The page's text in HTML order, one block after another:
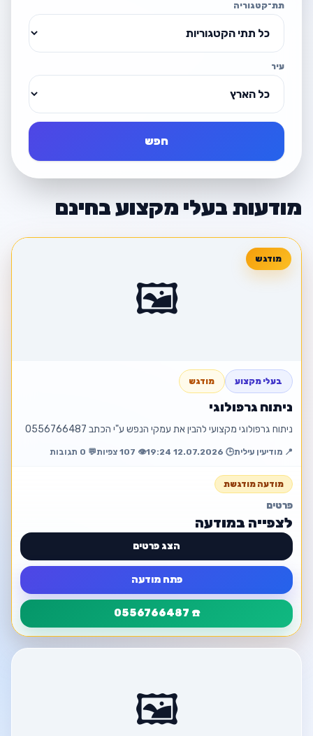
תת־קטגוריה
עיר
חפש
מודעות בעלי מקצוע בחינם
🖼️
בעלי מקצוע מודגש
ניתוח גרפולוגי
ניתוח גרפולוגי מקצועי להבין את עמקי הנפש ע"י הכתב 0556766487
📍 מודיעין עילית🕒 12.07.2026 19:24 👁️ 107 צפיות 💬 0 תגובות
מודעה מודגשת
פרטים
לצפייה במודעה
הצג פרטים
פתח מודעה
☎️ 0556766487
🖼️